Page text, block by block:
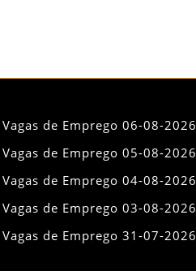
Vagas de Emprego 06-08-2026
Vagas de Emprego 05-08-2026
Vagas de Emprego 04-08-2026
Vagas de Emprego 03-08-2026
Vagas de Emprego 31-07-2026